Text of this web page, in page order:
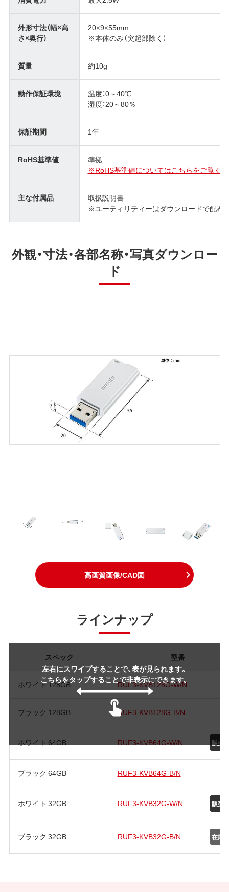
外形寸法（幅×高
さ×奥行）
20×9×55mm
※本体のみ（突起部除く）
質量 約10g
動作保証環境
温度：0～40℃
湿度：20～80％
保証期間 1年
RoHS基準値
準拠
※RoHS基準値についてはこちらをご覧くだ
主な付属品
取扱説明書
※ユーティリティーはダウンロードで配布
外観・寸法・各部名称・写真ダウンロー
ド
高画質画像/CAD図
ラインナップ
左右にスワイプすることで、表が見られます。
こちらをタップすることで非表示にできます。
スペック 型番
ホワイト 128GB RUF3-KVB128G-W/N
ブラック 128GB RUF3-KVB128G-B/N
ホワイト 64GB RUF3-KVB64G-W/N
ブラック 64GB RUF3-KVB64G-B/N
ホワイト 32GB RUF3-KVB32G-W/N
ブラック 32GB RUF3-KVB32G-B/N